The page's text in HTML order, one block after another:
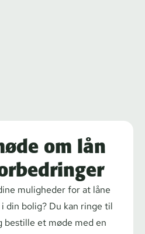
om lån
muligheder for at låne
din bolig? Du kan ringe til
et møde med en